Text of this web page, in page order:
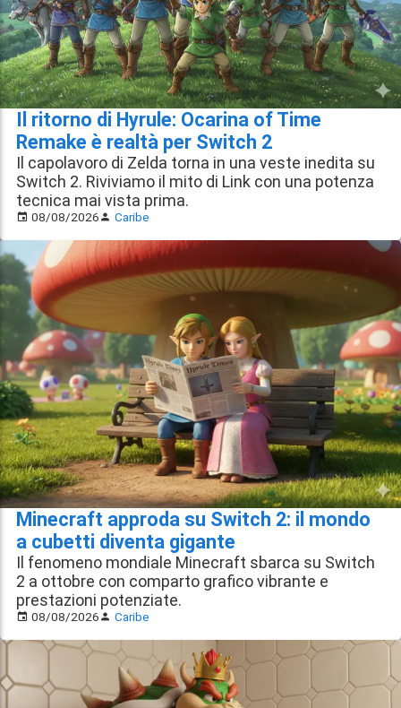
Il ritorno di Hyrule: Ocarina of Time
Remake è realtà per Switch 2
Il capolavoro di Zelda torna in una veste inedita su
Switch 2. Riviviamo il mito di Link con una potenza
tecnica mai vista prima.
08/08/2026 Caribe
Minecraft approda su Switch 2: il mondo
a cubetti diventa gigante
Il fenomeno mondiale Minecraft sbarca su Switch
2 a ottobre con comparto grafico vibrante e
prestazioni potenziate.
08/08/2026 Caribe